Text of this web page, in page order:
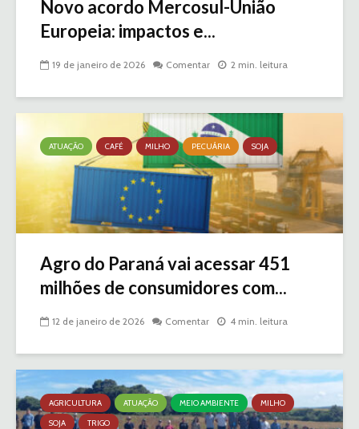
Novo acordo Mercosul-União
Europeia: impactos e...
19 de janeiro de 2026 Comentar 2 min. leitura
ATUAÇÃO CAFÉ MILHO PECUÁRIA SOJA
Agro do Paraná vai acessar 451
milhões de consumidores com...
12 de janeiro de 2026 Comentar 4 min. leitura
AGRICULTURA ATUAÇÃO MEIO AMBIENTE
MILHO
SOJA
TRIGO